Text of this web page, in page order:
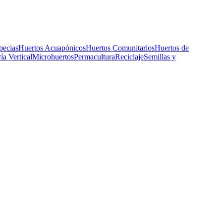
Huertos AcuapónicosHuertos ComunitariosHuertos de
VerticalMicrohuertosPermaculturaReciclajeSemillas y